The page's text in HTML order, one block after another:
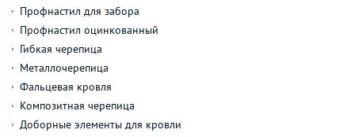
Профнастил для забора
Профнастил оцинкованный
Гибкая черепица
Металлочерепица
Фальцевая кровля
Композитная черепица
Доборные элементы для кровли